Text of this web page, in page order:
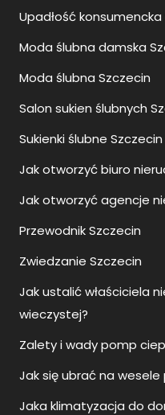
Upadłość
Moda ślubna damska
Moda ślubna Szczecin
Salon sukien ślubnych
Sukienki ślubne Szczecin
Jak otworzyć biuro
Jak otworzyć agencje
Przewodnik Szczecin
Zwiedzanie Szczecin
Jak ustalić właściciela
wieczystej?
Zalety i wady pomp
Jak się ubrać na wesele
Jaka klimatyzacja do